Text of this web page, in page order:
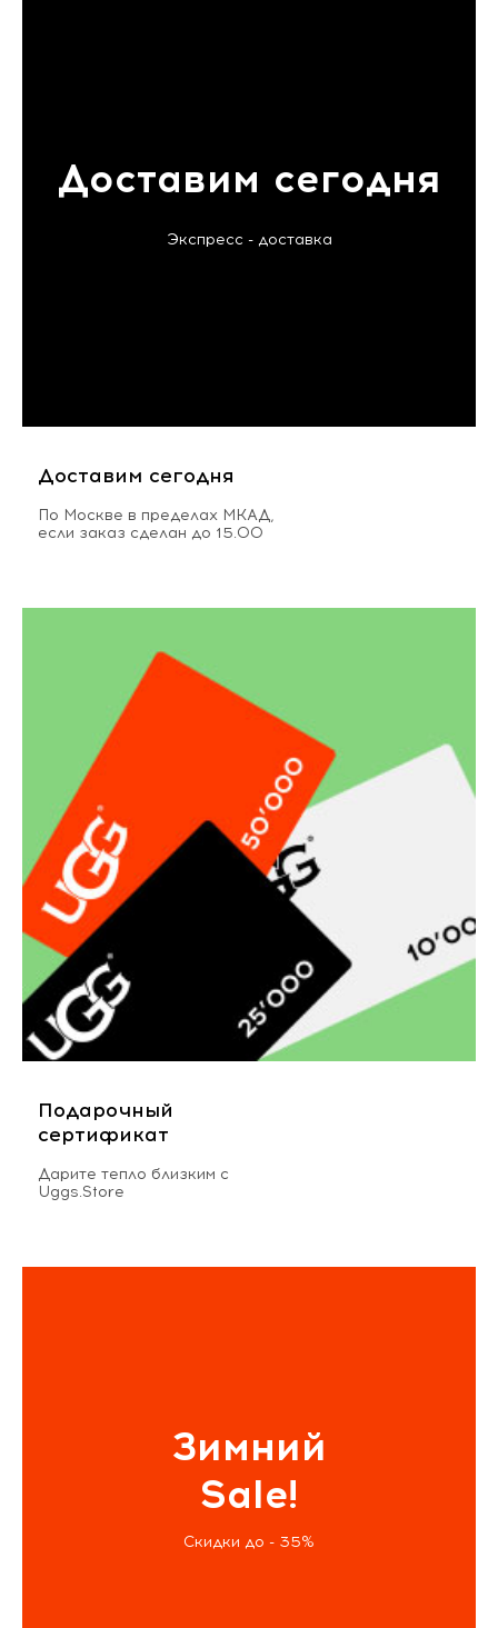
Доставим сегодня
Экспресс - доставка
Доставим сегодня
По Москве в пределах МКАД,
если заказ сделан до 15.00
Подарочный
сертификат
Дарите тепло близким с
Uggs.Store
Зимний
Sale!
Скидки до - 35%